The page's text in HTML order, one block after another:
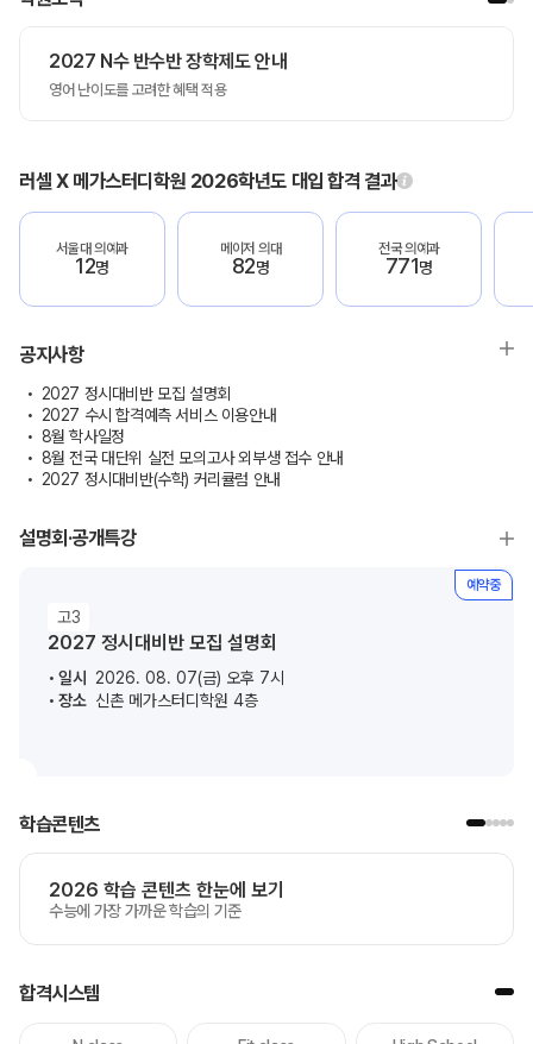
2027 N수 반수반 장학제도 안내
영어 난이도를 고려한 혜택 적용
러셀 X 메가스터디학원 2026학년도 대입 합격 결과
서울대 의예과
12명
메이저 의대
82명
전국 의예과
771명
공지사항
2027 정시대비반 모집 설명회
2027 수시 합격예측 서비스 이용안내
8월 학사일정
8월 전국 대단위 실전 모의고사 외부생 접수 안내
2027 정시대비반(수학) 커리큘럼 안내
설명회·공개특강
고3
2027 정시대비반 모집 설명회
일시 2026. 08. 07(금) 오후 7시
장소 신촌 메가스터디학원 4층
예약중
학습콘텐츠
2026 학습 콘텐츠 한눈에 보기
수능에 가장 가까운 학습의 기준
합격시스템